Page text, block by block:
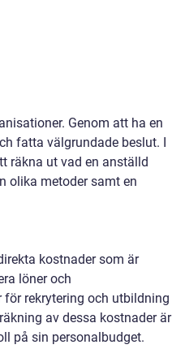
Genom att ha en
fatta välgrundade beslut. I
räkna ut vad en anställd
olika metoder samt en
kostnader som är
löner och
rekrytering och utbildning
av dessa kostnader är
på sin personalbudget.